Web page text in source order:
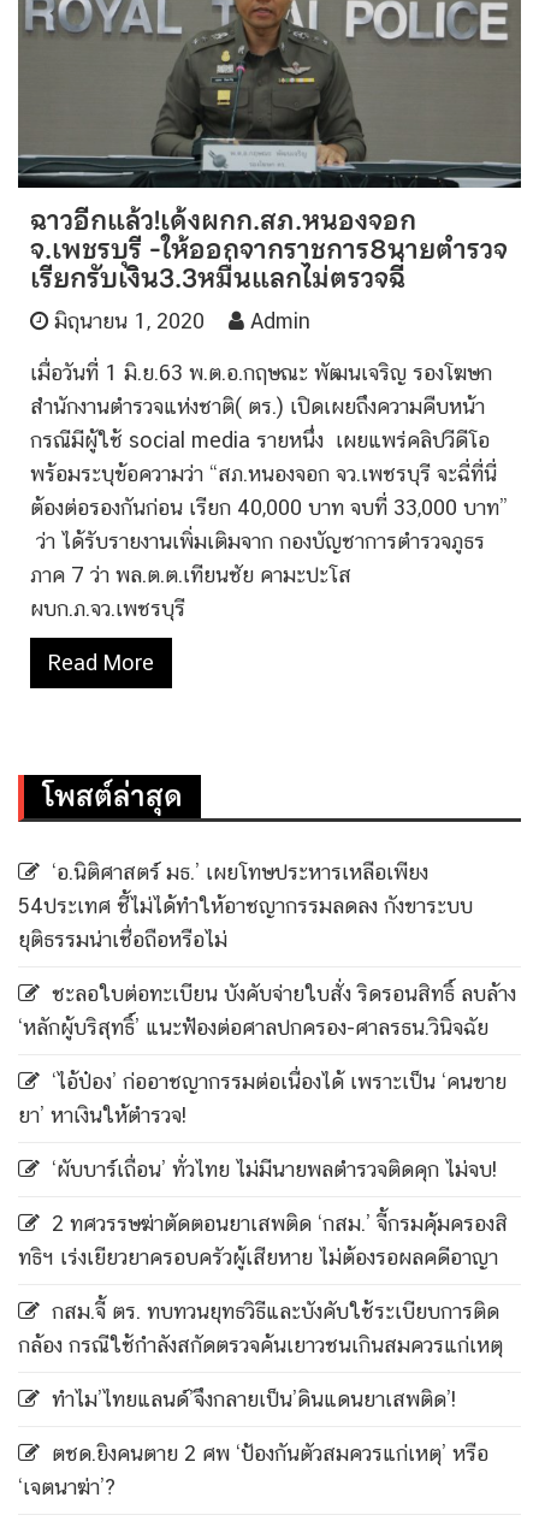
ฉาวอีกแล้ว!เด้งผกก.สภ.หนองจอก
จ.เพชรบุรี -ให้ออกจากราชการ8นายตำรวจ
เรียกรับเงิน3.3หมื่นแลกไม่ตรวจฉี่
มิถุนายน 1, 2020 Admin
เมื่อวันที่ 1 มิ.ย.63 พ.ต.อ.กฤษณะ พัฒนเจริญ รองโฆษก
สำนักงานตำรวจแห่งชาติ( ตร.) เปิดเผยถึงความคืบหน้า
กรณีมีผู้ใช้ social media รายหนึ่ง เผยแพร่คลิปวีดีโอ
พร้อมระบุข้อความว่า “สภ.หนองจอก จว.เพชรบุรี จะฉี่ที่นี่
ต้องต่อรองกันก่อน เรียก 40,000 บาท จบที่ 33,000 บาท”
ว่า ได้รับรายงานเพิ่มเติมจาก กองบัญชาการตำรวจภูธร
ภาค 7 ว่า พล.ต.ต.เทียนชัย คามะปะโส
ผบก.ภ.จว.เพชรบุรี
Read More
โพสต์ล่าสุด
‘อ.นิติศาสตร์ มธ.’ เผยโทษประหารเหลือเพียง
54ประเทศ ชี้ไม่ได้ทำให้อาชญากรรมลดลง กังขาระบบ
ยุติธรรมน่าเชื่อถือหรือไม่
ชะลอใบต่อทะเบียน บังคับจ่ายใบสั่ง ริดรอนสิทธิ์ ลบล้าง
‘หลักผู้บริสุทธิ์’ แนะฟ้องต่อศาลปกครอง-ศาลรธน.วินิจฉัย
‘ไอ้ป๋อง’ ก่ออาชญากรรมต่อเนื่องได้ เพราะเป็น ‘คนขาย
ยา’ หาเงินให้ตำรวจ!
‘ผับบาร์เถื่อน’ ทั่วไทย ไม่มีนายพลตำรวจติดคุก ไม่จบ!
2 ทศวรรษฆ่าตัดตอนยาเสพติด ‘กสม.’ จี้กรมคุ้มครองสิ
ทธิฯ เร่งเยียวยาครอบครัวผู้เสียหาย ไม่ต้องรอผลคดีอาญา
กสม.จี้ ตร. ทบทวนยุทธวิธีและบังคับใช้ระเบียบการติด
กล้อง กรณีใช้กำลังสกัดตรวจค้นเยาวชนเกินสมควรแก่เหตุ
ทำไม’ไทยแลนด์’จึงกลายเป็น’ดินแดนยาเสพติด’!
ตชด.ยิงคนตาย 2 ศพ ‘ป้องกันตัวสมควรแก่เหตุ’ หรือ
‘เจตนาฆ่า’?